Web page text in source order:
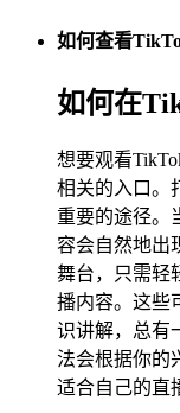
如何查看
如何在
想要观看
相关的入口。
重要的途径。
容会自然地出
舞台，只需轻
播内容。这些
识讲解，总有
法会根据你的
适合自己的直